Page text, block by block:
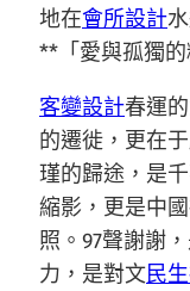
地在會所設計
**「愛與孤獨
客變設計春運
的遷徙，更在
瑾的歸途，是
縮影，更是中
照。97聲謝謝
力，是對文民